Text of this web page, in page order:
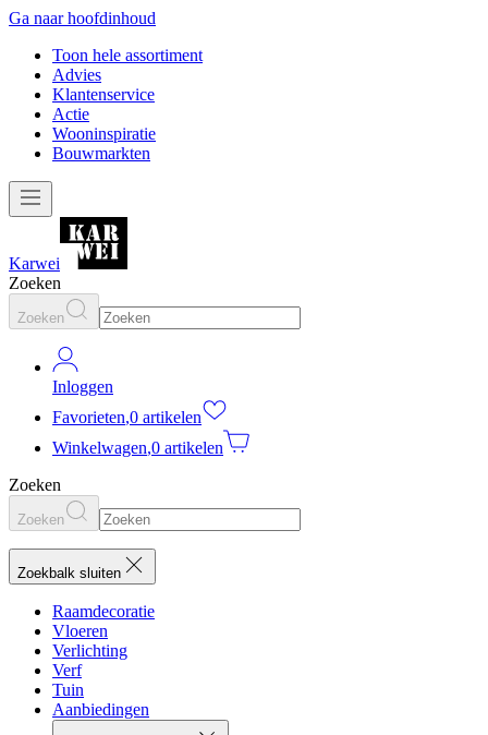
Ga naar hoofdinhoud
Toon hele assortiment
Advies
Klantenservice
Actie
Wooninspiratie
Bouwmarkten
Karwei
Zoeken
Zoeken
Inloggen
Favorieten,0 artikelen
Winkelwagen,0 artikelen
Zoeken
Zoeken
Zoekbalk sluiten
Raamdecoratie
Vloeren
Verlichting
Verf
Tuin
Aanbiedingen